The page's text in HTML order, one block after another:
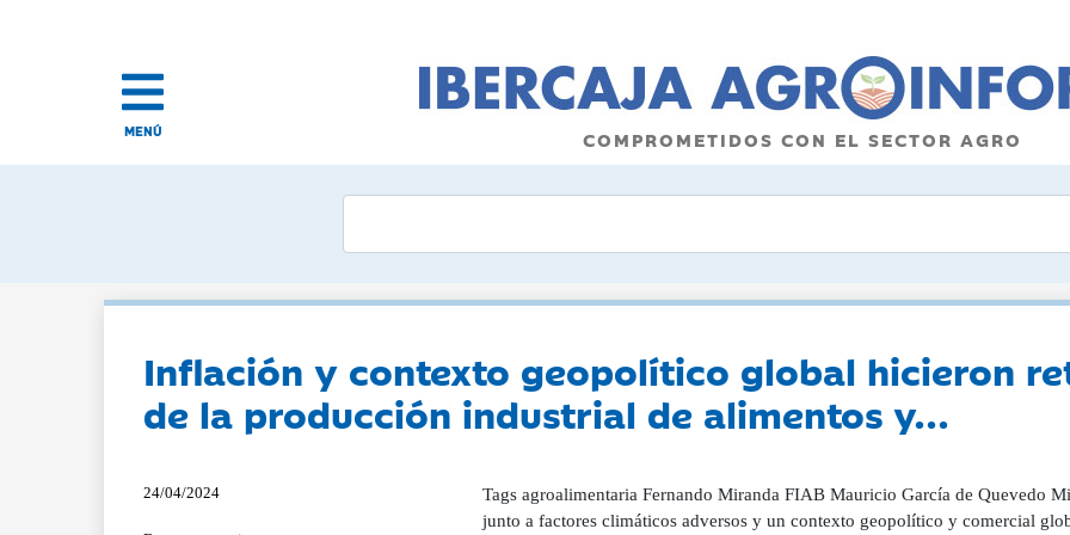
MENÚ COMPROMETIDOS CON EL SECTOR AGRO
Inflación y contexto geopolítico global hicieron
de la producción industrial de alimentos y...
24/04/2024 Tags agroalimentaria Fernando Miranda FIAB Mauricio García de Quevedo Ministerio de Agricultura El impacto de la inflación, junto a factores climáticos adversos y un contexto geopolítico y comercial global inestable hicieron retroceder la actividad económica de la industria de alimentación y bebidas durante el pasado año un 2,6% en valor real de producción, hasta los 162.459 millones de euros, según la patronal empresarial del sector, FIAB, a pesar de que el Valor Añadido Bruto (VAB) aumentó un 8%, hasta 31.038 millones (+1,4% en términos constantes). Según se desprende del Informe Económico, elaborado por la Federación Española de Industrias de Alimentación y Bebidas (FIAB), elaborado con colaboración con el Ministerio de Agricultura, las presiones inflacionistas que afectaron a la actividad industrial y su efecto en el consumo intensificaron la desaceleración de este sector durante el pasado año 2023. No obstante, la fabricación industrial de alimentos y bebidas se siguen consolidando como un sector fuerte y estratégico para la economía española, al representar un 2,33% de VAB total de la misma y aportar mediante impuestos a los ingresos públicos 52.381 millones de euros, a pesar de acusar el impacto de una situación macroeconómica global inestable. Durante la presentación del informe este martes 23 de abril, el secretario general de Recursos Agrarios y Seguridad Alimentaria del MAPA, Fernando Miranda, destacó la contribución de la industria alimentaria al desarrollo del territorio y su vocación exportadora, con cifras récord en el proceso de internacionalización. Al respecto, Miranda esbozó las principales líneas de trabajo del MAPA en favor de la industria de la alimentación y las bebidas, como son la Estrategia Nacional de Alimentación, la Estrategia de Prevención de Pérdidas y Desperdicio Alimentario y la Estrategia Alimentos de España y, asimismo, hizo referencia a la posibilidad del sector de crecer y ganar dimensión en el marco del denominado PERTE Agroalimentario. Por su parte, el director general de FIAB, Mauricio García de Quevedo , señaló el impacto que sobre el sector industrial agroalimentario sigue teniendo la prolongación de los conflictos bélicos en Ucrania y Oriente Próximo, por su relación con las cadenas de suministro y la evolución de los costes, además de sus consecuencias sobre el tráfico marítimo. Estos hechos, añadió García de Quevedo, junto con el progresivo incremento de los tipos de interés durante el pasado año, perjudicaron el consumo de alimentos y bebidas, así como la capacidad inversora de las empresas, que aplazaron sus estrategias enfocadas al crecimiento del sector para mejores tiempos. En este sentido, el director general de FIAB incidió en "la importancia de reforzar la autonomía estratégica del sector en España para evitar el "efecto dominó" de un contexto global bastante inestable", valorando en todo caso positivamente "el esfuerzo que están llevando a cabo las empresas del sector, en un 96% PYMES, para afrontar este escenario manteniendo el valor, la variedad, la calidad y la seguridad de sus productos". El valor de la producción retrocedió en 2023 por primera vez en diez años, exceptuando 2020 El valor de la producción real del sector industrial agroalimentario alcanzó 162.459 millones de euros en 2023, con un descenso del -2,6% con respecto al año anterior, disminuyendo por primera vez desde que lo hiciera en 2013, si exceptuamos el año 2020, que fue el más álgido de la pandemia de COVID-19. Este retroceso, según FIAB, es el resultado de la inflación en los costes de la industria, combinado con una debilidad en las exportaciones y en la demanda interna, agudizada por los episodios de sequía prolongada en España. Esto llevó, según esta Federación, a que "el valor real de la actividad fuera incluso inferior al de 2021, año en el que se iba perfilando un continuo proceso de ralentización del índice de producción industrial y que se ha visto confirmado durante 2023." García Quevedo explicó que "v eníamos de dos ejercicios previos con un crecimiento muy excepcional y alejado de la tónica de años anteriores marcados en primer lugar por la recuperación tras la pandemia y, en segundo término por el extraordinario avance de los precios industriales. En paralelo, la difícil situación global ha dibujado un escenario muy tenso para el desarrollo de este sector, al confirmarse durante 2023 los indicios de desaceleración que ya se venían perfilando en años anteriores." El Valor Añadido Bruto (VAB), que refleja el valor bruto de la producción, descontado los costes de insumos y servicios, experimentó un crecimiento más limitado, hasta 31.038 millones de euros, un 8% más, que se queda, una vez descontado el efecto de la subida de los precios y de los costes, en un 1,4% de crecimiento real. A pesar de ello, la industria de alimentación y bebidas se mantiene como un actor sólido a nivel industrial por su contribución económica al país, representa el 2,3% del total de la economía española y el 18,5% de la industria manufacturera. El consumo alimentario reflejó también la situación inflacionaria, al penalizar a las familias españolas. Aún así, el gasto acumulado del consumo dentro del hogar en el periodo enero-noviembre de 2023 (últimos datos disponibles) se mantuvo estable, estimándose en unos 66.371 M€ pero, sin embargo, el gasto per cápita, en torno a 1.410 euros, reflejó una ligera caída del -1,26% con relación al mismo periodo previo. El tejido empresarial continúa su proceso de concentración La dimensión empresarial de la industria de alimentación y bebidas se vio también impactada por las consecuencias de la inflación, como sucedió en el resto de la economía. El número de empresas activas en 2023 se cifra en 28.335, con una disminución del -6,5% y de 1.824 empresas, en su mayoría pequeñas y concentrada principalmente en los tramos de menos trabajadores o sin empleados. Por el contrario, las empresas de tamaño medio y alto avanzan un 2,3%. Según FIAB, estos datos demuestran